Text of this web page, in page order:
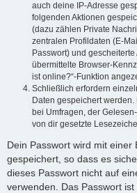
auch deine IP-Adresse
folgenden Aktionen
(dazu zählen Private
zentralen Profildaten (E-
Passwort) und
übermittelte Browser-
ist online?“-Funktion
Schließlich erfordern
Daten gespeichert
bei Umfragen, der
von dir gesetzte
Dein Passwort wird mit einer
gespeichert, so dass es
dieses Passwort nicht auf
verwenden. Das Passwort